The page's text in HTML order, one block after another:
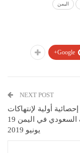
اليمن
Google+
NEXT POST
إحصائية أولية لإنتهاكات
التحالف السعودي في اليمن 19
يونيو 2019